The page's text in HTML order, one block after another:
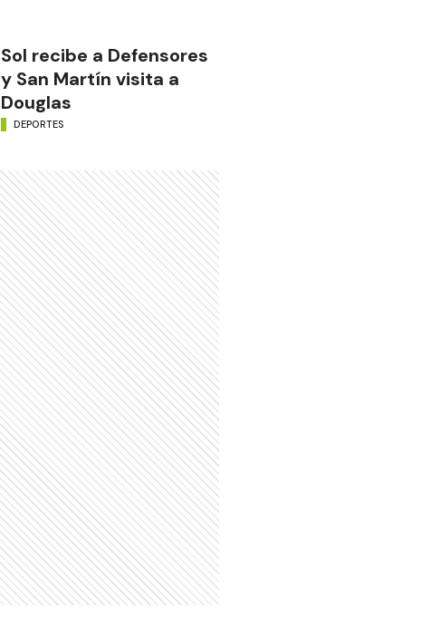
Sol recibe a Defensores
y San Martín visita a
Douglas
DEPORTES